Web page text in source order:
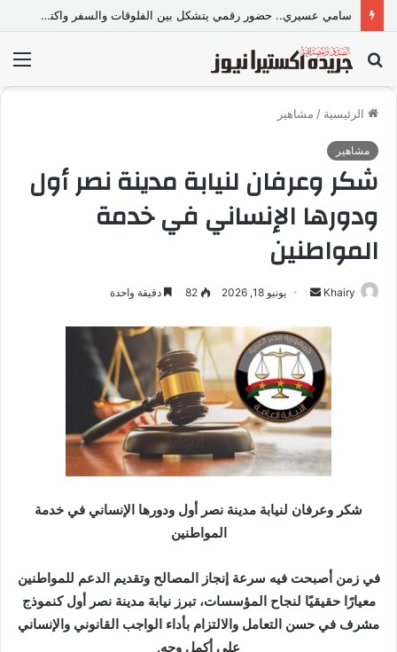
سامي عسيري.. حضور رقمي يتشكل بين الفلوقات والسفر واكتشاف العالم
بحث
عن
الرئيسية / مشاهير
مشاهير
شكر وعرفان لنيابة مدينة نصر أول
ودورها الإنساني في خدمة
المواطنين
Khairy
س
ل
ر
د
ا
ل
ن
ي
يونيو 18, 2026 82 دقيقة واحدة
شكر وعرفان لنيابة مدينة نصر أول ودورها الإنساني في خدمة
المواطنين
في زمن أصبحت فيه سرعة إنجاز المصالح وتقديم الدعم للمواطنين
معيارًا حقيقيًا لنجاح المؤسسات، تبرز نيابة مدينة نصر أول كنموذج
مشرف في حسن التعامل والالتزام بأداء الواجب القانوني والإنساني
على أكمل وجه.